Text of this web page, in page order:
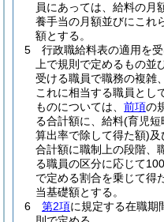
員にあっては、給料の月
養手当の月額並びにこれ
額とする。
5
行政職給料表の適用を
上で規則で定めるもの
受ける職員で職務の複雑
これに相当する職員とし
ものについては、 前項の
る合計額に、給料(育児短
算出率で除して得た額)及
合計額に職制上の段階、
る職員の区分に応じて
で定める割合を乗じて得
当基礎額とする。
6
第2項に規定する在職期